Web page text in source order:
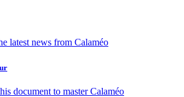
latest news from Calaméo
document to master Calaméo